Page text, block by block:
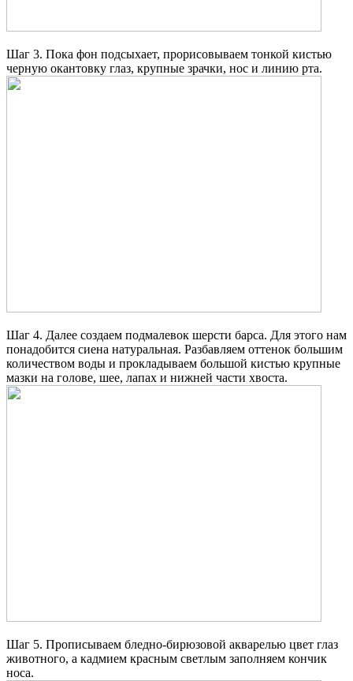
Шаг 3. Пока фон подсыхает, прорисовываем тонкой кистью
черную окантовку глаз, крупные зрачки, нос и линию рта.
Шаг 4. Далее создаем подмалевок шерсти барса. Для этого нам
понадобится сиена натуральная. Разбавляем оттенок большим
количеством воды и прокладываем большой кистью крупные
мазки на голове, шее, лапах и нижней части хвоста.
Шаг 5. Прописываем бледно-бирюзовой акварелью цвет глаз
животного, а кадмием красным светлым заполняем кончик
носа.